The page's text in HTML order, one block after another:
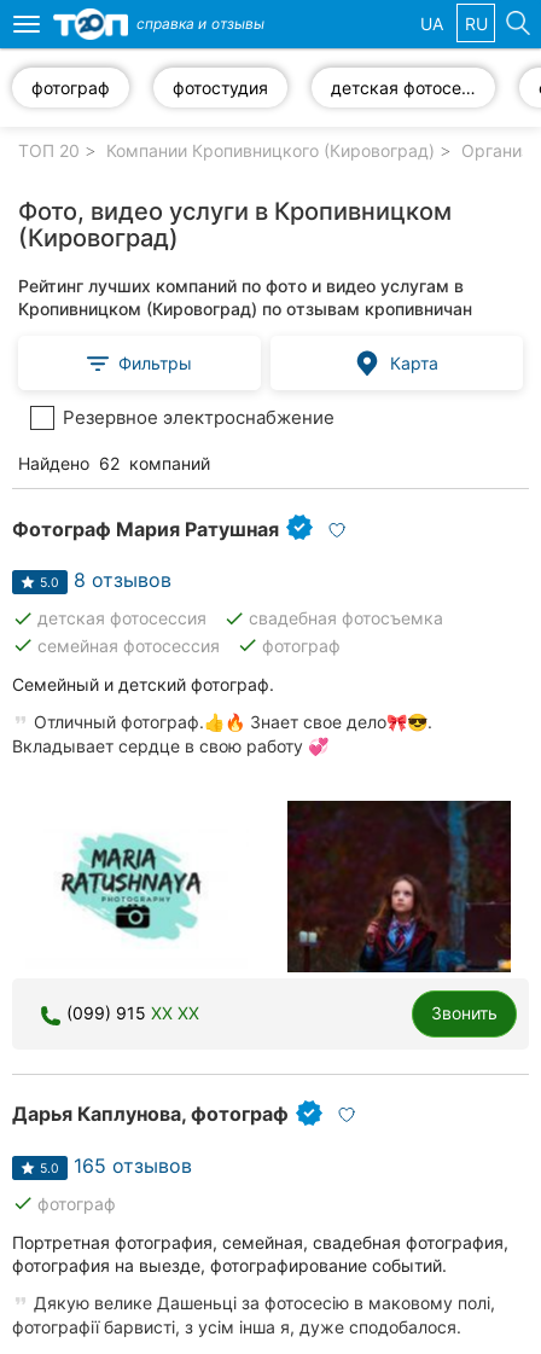
компании
рубрики:
клиники
Ветеринарные
клиники
Все
рубрики
города:
Кропивницкий
Житомир
Хмельницкий
Ровно
Одесса
Киев
Харьков
Toggle
navigation
справка и отзывы UA RU
фотограф фотостудия детская фотосессия
ТОП 20 Компании Кропивницкого (Кировоград)
Фото, видео услуги в Кропивницком
(Кировоград)
Рейтинг лучших компаний по фото и видео услугам в
Кропивницком (Кировоград) по отзывам кропивничан
Фильтры Карта
Резервное электроснабжение
Найдено 62 компаний
Фотограф Мария Ратушная
5.0 8 отзывов
done детская фотосессия done свадебная фотосъемка
done семейная фотосессия done фотограф
Семейный и детский фотограф.
Отличный фотограф.👍🔥 Знает свое дело🎀😎.
Вкладывает сердце в свою работу 💞
(099) 915 XX XX Звонить
Дарья Каплунова, фотограф
5.0 165 отзывов
done фотограф
Портретная фотография, семейная, свадебная фотография,
фотография на выезде, фотографирование событий.
Дякую велике Дашеньці за фотосесію в маковому полі,
фотографії барвисті, з усім інша я, дуже сподобалося.